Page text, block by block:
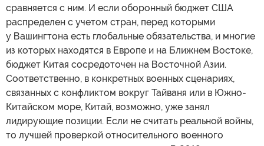
сравняется с ним. И если оборонный бюджет США
распределен с учетом стран, перед которыми
у Вашингтона есть глобальные обязательства, и многие
из которых находятся в Европе и на Ближнем Востоке,
бюджет Китая сосредоточен на Восточной Азии.
Соответственно, в конкретных военных сценариях,
связанных с конфликтом вокруг Тайваня или в Южно-
Китайском море, Китай, возможно, уже занял
лидирующие позиции. Если не считать реальной войны,
то лучшей проверкой относительного военного